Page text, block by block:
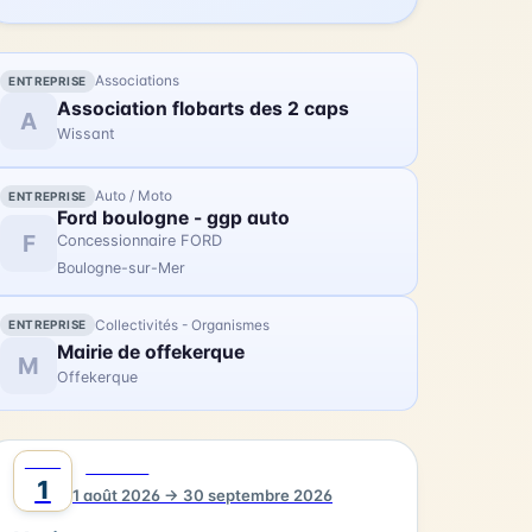
Ménage, "Rêve", le dimanche 23 août au
Jardin d'Ypres. Le lancement du festival aura
lieu le samedi 11 juillet à 15h30 au Jardin
d'Ypres avec "EX!T" par la compagnie
Circ'Onirico (cirque et magie).
ENTREPRISE Associations
A Association flobarts des 2 caps
Wissant
ENTREPRISE Auto / Moto
F
Ford boulogne - ggp auto
Concessionnaire FORD
Boulogne-sur-Mer
ENTREPRISE Collectivités - Organismes
M Mairie de offekerque
Offekerque
1 1 août 2026 → 30 septembre 2026